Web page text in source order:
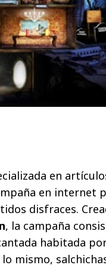
en
en internet
disfraces.
, la campaña
habitada
mismo,